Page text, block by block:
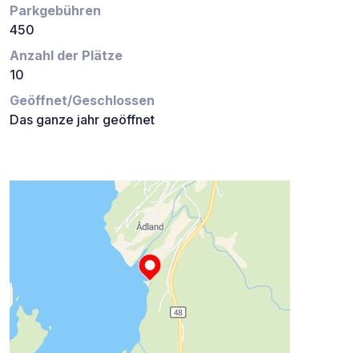
Parkgebühren
450
Anzahl der Plätze
10
Geöffnet/Geschlossen
Das ganze jahr geöffnet